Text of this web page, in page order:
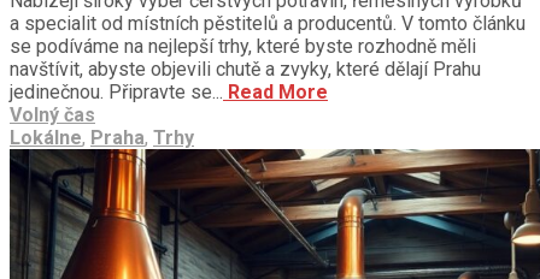
a specialit od místních pěstitelů a producentů. V tomto článku
se podíváme na nejlepší trhy, které byste rozhodně měli
navštívit, abyste objevili chutě a zvyky, které dělají Prahu
jedinečnou. Připravte se... Read More
Volný čas
Lokálne, Praha, Trhy